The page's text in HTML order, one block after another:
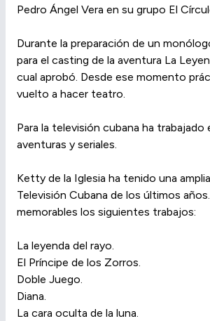
Pedro Ángel Vera en su grupo El
Durante la preparación de un
para el casting de la aventura La
cual aprobó. Desde ese momento
vuelto a hacer teatro.
Para la televisión cubana ha trabajado
aventuras y seriales.
Ketty de la Iglesia ha tenido una
Televisión Cubana de los últimos
memorables los siguientes trabajos:
La leyenda del rayo.
El Príncipe de los Zorros.
Doble Juego.
Diana.
La cara oculta de la luna.